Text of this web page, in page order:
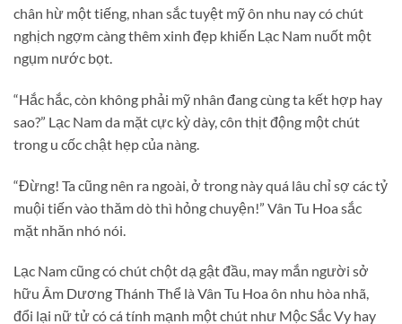
chân hừ một tiếng, nhan sắc tuyệt mỹ ôn nhu nay có chút
nghịch ngợm càng thêm xinh đẹp khiến Lạc Nam nuốt một
ngụm nước bọt.
“Hắc hắc, còn không phải mỹ nhân đang cùng ta kết hợp hay
sao?” Lạc Nam da mặt cực kỳ dày, côn thịt động một chút
trong u cốc chật hẹp của nàng.
“Đừng! Ta cũng nên ra ngoài, ở trong này quá lâu chỉ sợ các tỷ
muội tiến vào thăm dò thì hỏng chuyện!” Vân Tu Hoa sắc
mặt nhăn nhó nói.
Lạc Nam cũng có chút chột dạ gật đầu, may mắn người sở
hữu Âm Dương Thánh Thể là Vân Tu Hoa ôn nhu hòa nhã,
đổi lại nữ tử có cá tính mạnh một chút như Mộc Sắc Vy hay